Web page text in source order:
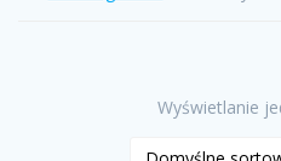
Wyświetlanie